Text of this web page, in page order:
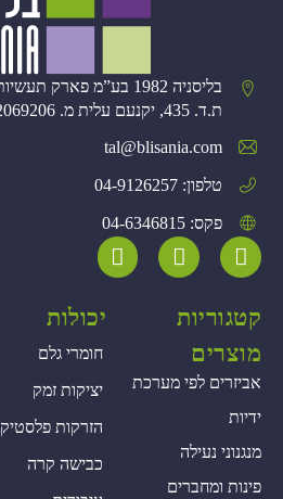
בליסניה 1982 בע”מ פארק תעשיות מבוא כרמל
ת.ד. 435, יקנעם עלית מ. 2069206 ישראל
tal@blisania.com‏
טלפון: 04-9126257
פקס: 04-6346815
קטגוריות
מוצרים
אביזרים לפי מערכת
ידיות
מנגנוני נעילה
פינות ומחברים
יכולות
חומרי גלם
יציקות זמק
הזרקות פלסטיק
כבישה קרה